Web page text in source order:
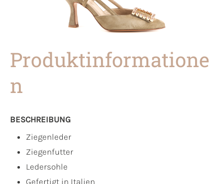
Produktinformatione
n
BESCHREIBUNG
Ziegenleder
Ziegenfutter
Ledersohle
Gefertigt in Italien